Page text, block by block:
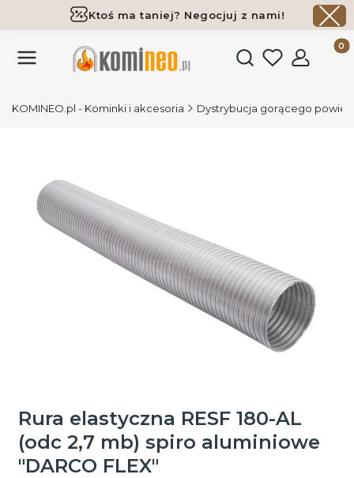
Ktoś ma taniej? Negocjuj z nami!
Darmowa dostawa już od 700 zł
Otwórz
KOMINEO.pl - Kominki i akcesoria Dystrybucja gorącego
Rura elastyczna RESF 180-AL
(odc 2,7 mb) spiro aluminiowe
"DARCO FLEX"